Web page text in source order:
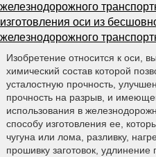
железнодорожного
изготовления оси из
железнодорожного
Изобретение относится к оси,
химический состав которой
усталостную прочность,
прочность на разрыв, и
использования в
способу изготовления ее,
чугуна или лома, разливку,
прошивку заготовок, удлинение